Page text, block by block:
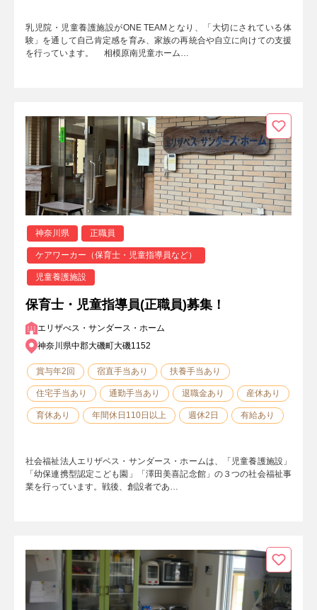
乳児院・児童養護施設がONE TEAMとなり、「大切にされている体
験」を通して自己肯定感を育み、家族の再統合や自立に向けての支援
を行っています。 相模原南児童ホーム…
神奈川県 正職員
ケアワーカー（保育士・児童指導員など）
児童養護施設
保育士・児童指導員(正職員)募集！
エリザべス・サンダース・ホーム
神奈川県中郡大磯町大磯1152
賞与年2回 宿直手当あり 扶養手当あり
住宅手当あり 通勤手当あり 退職金あり 産休あり
育休あり 年間休日110日以上 週休2日 有給あり
社会福祉法人エリザベス・サンダース・ホームは、「児童養護施設」
「幼保連携型認定こども園」「澤田美喜記念館」の３つの社会福祉事
業を行っています。戦後、創設者であ…